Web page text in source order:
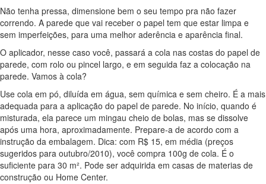
Não tenha pressa, dimensione bem o seu tempo pra não fazer
correndo. A parede que vai receber o papel tem que estar limpa e
sem imperfeições, para uma melhor aderência e aparência final.
O aplicador, nesse caso você, passará a cola nas costas do papel de
parede, com rolo ou pincel largo, e em seguida faz a colocação na
parede. Vamos à cola?
Use cola em pó, diluída em água, sem química e sem cheiro. É a mais
adequada para a aplicação do papel de parede. No início, quando é
misturada, ela parece um mingau cheio de bolas, mas se dissolve
após uma hora, aproximadamente. Prepare-a de acordo com a
instrução da embalagem. Dica: com R$ 15, em média (preços
sugeridos para outubro/2010), você compra 100g de cola. É o
suficiente para 30 m². Pode ser adquirida em casas de materias de
construção ou Home Center.